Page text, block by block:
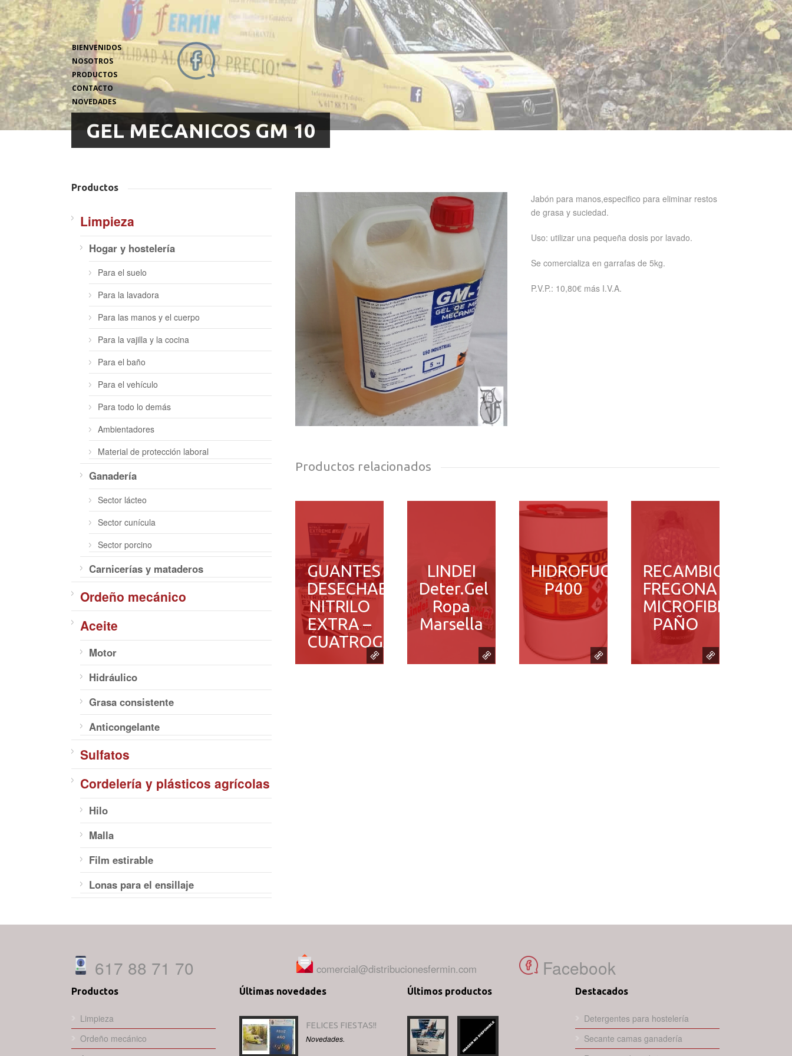
BIENVENIDOS
NOSOTROS
PRODUCTOS
CONTACTO
NOVEDADES
GEL MECANICOS GM 10
Jabón para manos,especifico para eliminar restos
de grasa y suciedad.
Uso: utilizar una pequeña dosis por lavado.
Se comercializa en garrafas de 5kg.
P.V.P.: 10,80€ más I.V.A.
Productos relacionados
GUANTES
DESECHABLES
NITRILO
EXTRA –
CUATROGASA
LINDEI
Deter.Gel
Ropa
Marsella
HIDROFUGANTE
P400
RECAMBIO
FREGONA
MICROFIBRA
PAÑO
Productos
Limpieza
Hogar y hostelería
Para el suelo
Para la lavadora
Para las manos y el cuerpo
Para la vajilla y la cocina
Para el baño
Para el vehículo
Para todo lo demás
Ambientadores
Material de protección laboral
Ganadería
Sector lácteo
Sector cunícula
Sector porcino
Carnicerías y mataderos
Ordeño mecánico
Aceite
Motor
Hidráulico
Grasa consistente
Anticongelante
Sulfatos
Cordelería y plásticos agrícolas
Hilo
Malla
Film estirable
Lonas para el ensillaje
617 88 71 70 comercial@distribucionesfermin.com Facebook
Productos
Limpieza
Ordeño mecánico
Últimas novedades
FELICES FIESTAS!!
Novedades.
Últimos productos Destacados
Detergentes para hostelería
Secante camas ganadería